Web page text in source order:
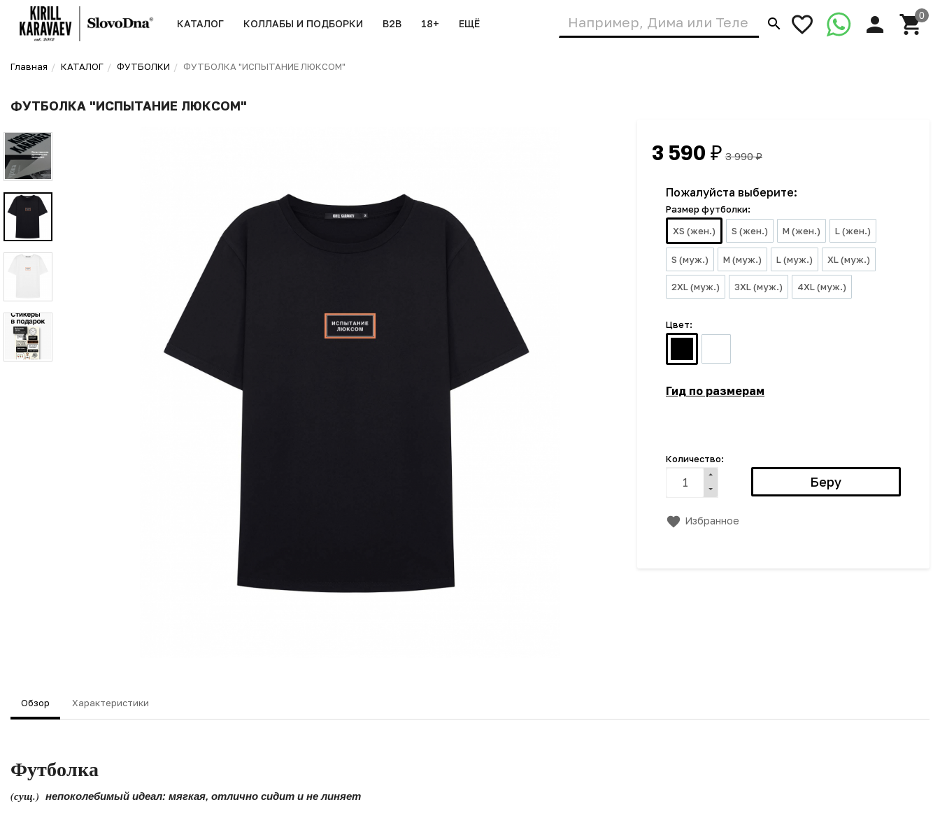
КАТАЛОГ КОЛЛАБЫ И ПОДБОРКИ B2B 18+ ЕЩЁ
Главная КАТАЛОГ ФУТБОЛКИ ФУТБОЛКА "ИСПЫТАНИЕ ЛЮКСОМ"
ФУТБОЛКА "ИСПЫТАНИЕ ЛЮКСОМ"
3 590 ₽ 3 990₽
Пожалуйста выберите:
Размер футболки:
XS (жен.)
S (жен.) M (жен.) L (жен.)
S (муж.) M (муж.) L (муж.) XL (муж.)
2XL (муж.) 3XL (муж.) 4XL (муж.)
Цвет:
Гид по размерам
Количество:
Избранное
Обзор Характеристики
Футболка
(сущ.) непоколебимый идеал: мягкая, отлично сидит и не линяет